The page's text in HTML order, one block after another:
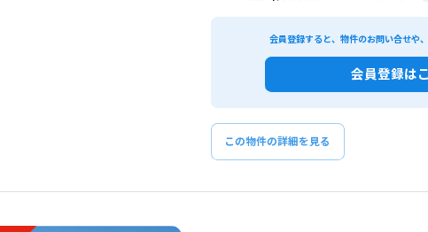
会員登録すると、物件のお問い合せや
会員登録は
この物件の詳細を見る
出店条件
この条件で検
を全て選択してください。（例：「JR山手線 新宿駅」と「小田急線 新宿駅」では検索結果が異なる場合があります